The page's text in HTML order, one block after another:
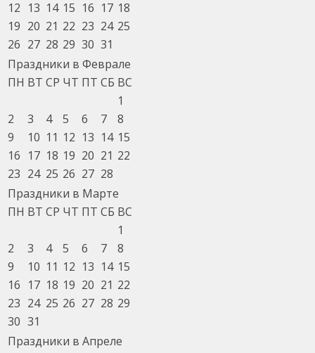
12 13 14 15 16 17 18
19 20 21 22 23 24 25
26 27 28 29 30 31
Праздники в Феврале
ПН ВТ СР ЧТ ПТ СБ ВС
1
2
3 4 5 6 7
8
9
10 11 12 13 14 15
16 17 18 19 20 21 22
23 24 25 26 27 28
Праздники в Марте
ПН ВТ СР ЧТ ПТ СБ ВС
1
2
3 4 5 6 7
8
9
10 11 12 13 14 15
16 17 18 19 20 21 22
23 24 25 26 27 28 29
30 31
Праздники в Апреле